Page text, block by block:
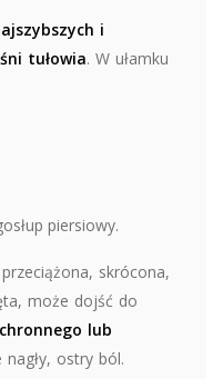
i
tułowia. W ułamku
piersiowy.
skrócona,
może dojść do
lub
ostry ból.